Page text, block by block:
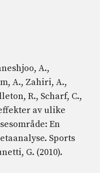
A.,
A., Zahiri, A.,
R., Scharf, C.,
av ulike
En
Sports
G. (2010).